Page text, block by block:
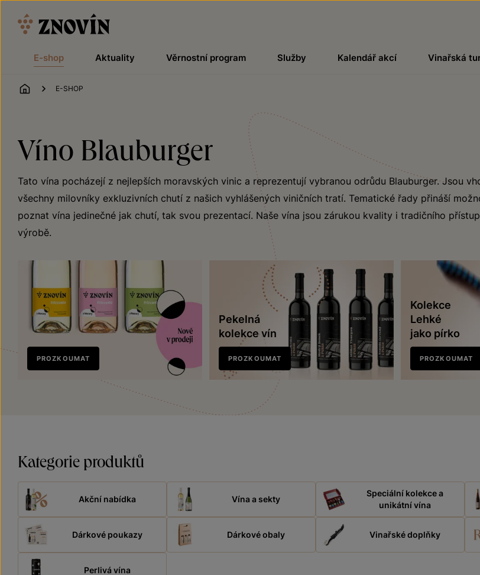
E-shop Aktuality Věrnostní program Služby Kalendář akcí Vinařská
ÚVOD
E-SHOP
Víno Blauburger
Tato vína pocházejí z nejlepších moravských vinic a reprezentují vybranou odrůdu Blauburger. Jsou
všechny milovníky exkluzivních chutí z našich vyhlášených viničních tratí. Tematické řady přináší
poznat vína jedinečné jak chutí, tak svou prezentací. Naše vína jsou zárukou kvality i tradičního
výrobě.
Nově
v prodeji
PROZKOUMAT
Pekelná
kolekce vín
PROZKOUMAT
Kolekce
Lehké
jako pírko
PROZKOUMAT
Kategorie produktů
Akční nabídka Vína a sekty
Speciální kolekce a
unikátní vína
Dárkové poukazy Dárkové obaly Vinařské doplňky
Perlivá vína